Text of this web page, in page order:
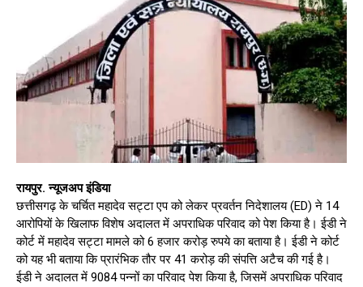
रायपुर. न्यूजअप इंडिया
छत्तीसगढ़ के चर्चित महादेव सट्टा एप को लेकर प्रवर्तन निदेशालय (ED) ने 14
आरोपियों के खिलाफ विशेष अदालत में अपराधिक परिवाद को पेश किया है। ईडी ने
कोर्ट में महादेव सट्टा मामले को 6 हजार करोड़ रुपये का बताया है। ईडी ने कोर्ट
को यह भी बताया कि प्रारंभिक तौर पर 41 करोड़ की संपत्ति अटैच की गई है।
ईडी ने अदालत में 9084 पन्नों का परिवाद पेश किया है, जिसमें अपराधिक परिवाद